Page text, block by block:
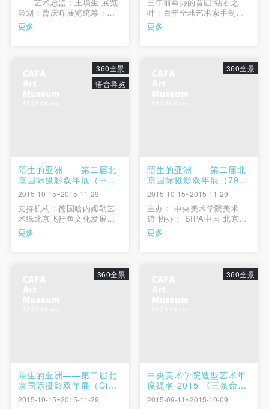
策划：曹庆晖展览统筹：唐
斌策展助理：李垚辰展览执
行：吴 鹏 荆 鹏 马亮藏品管
设计：伊 毅展览地点:中央美
术学院美术馆4F展厅展览时
间：2015年12月9日...
更多
叶：百年全球艺术家手制
书”展的前言中有这样的表
述：‘艺术家手制书’这种创作
文字阅读与视觉欣赏以及材
料触感，自由转换并融为一
更多
360全景
语音导览
陌生的亚洲——第二届北
京国际摄影双年展（中央
美术学院美术馆）
2015-10-15~2015-11-29
支持机构：德国哈内姆勒艺
术纸北京飞行鱼文化发展有
限公司日本文化中心以色列
大使馆法国大使馆中央美术
际艺术服务有限公司宗旨“北
京国际摄影双年展”作为中央
更多
360全景
陌生的亚洲——第二届北
京国际摄影双年展（798
艺术中心）
2015-10-15~2015-11-29
主办： 中央美术学院美术
馆 协办： SIPA中国 北京
798文化创意产业投资股份有
限公司 中央美术学院图书
幕式：2015年10月15日（周
四）下午3:30 时间：2015年
更多
360全景
陌生的亚洲——第二届北
京国际摄影双年展（Cipa
画廊）
2015-10-15~2015-11-29
360全景
中央美术学院造型艺术年
度提名·2015 《三条命》
王华祥个展
2015-09-11~2015-10-09
可使用雅昌艺术网会员账户登录